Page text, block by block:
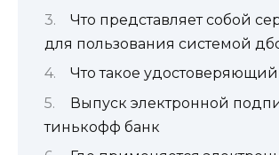
Что представляет собой
для пользования системой
Что такое
Выпуск электронной
тинькофф банк